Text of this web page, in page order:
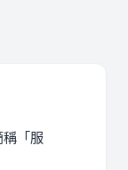
稱「服